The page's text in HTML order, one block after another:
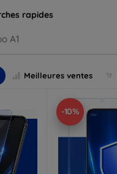
rapides
A1
Meilleures ventes
-10%